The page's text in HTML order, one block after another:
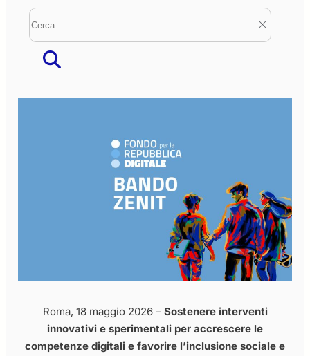
Roma, 18 maggio 2026 – Sostenere interventi
innovativi e sperimentali per accrescere le
competenze digitali e favorire l’inclusione sociale e